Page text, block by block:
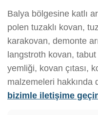
Balya bölgesine katlı
polen tuzaklı kovan,
karakovan, demonte
langstroth kovan, tabut
yemliği, kovan çıtası,
malzemeleri hakkında
bizimle iletişime